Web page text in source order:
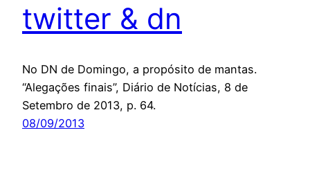
twitter & dn
No DN de Domingo, a propósito de mantas.
“Alegações finais”, Diário de Notícias, 8 de
Setembro de 2013, p. 64.
08/09/2013